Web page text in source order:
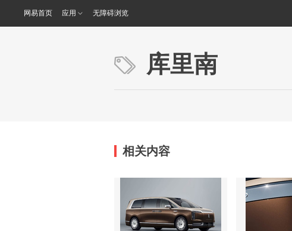
网易首页 应用 无障碍浏览
库里南
相关内容